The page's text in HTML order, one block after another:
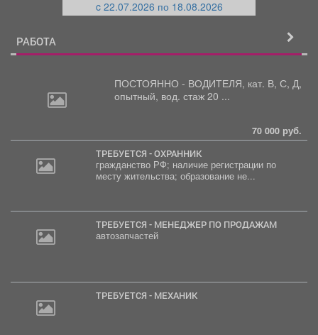
c 22.07.2026 по 18.08.2026
РАБОТА
ПОСТОЯННО - ВОДИТЕЛЯ, кат. В, С, Д,
опытный, вод. стаж 20 ...
70 000 руб.
ТРЕБУЕТСЯ - ОХРАННИК
гражданство РФ; наличие регистрации по
месту жительства; образование не...
ТРЕБУЕТСЯ - МЕНЕДЖЕР ПО ПРОДАЖАМ
автозапчастей
ТРЕБУЕТСЯ - МЕХАНИК